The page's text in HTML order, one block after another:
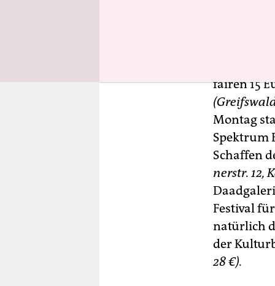
fairen 15
Montag
Spektrum
Schaffen
ner­str. 12,
Festival
natürlich
der
28 €).